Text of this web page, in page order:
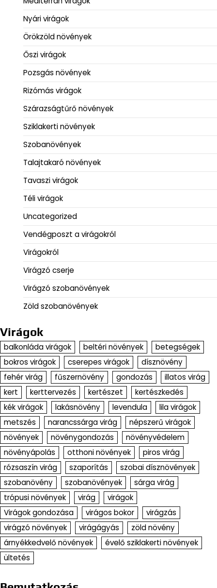
Nyári virágok
Örökzöld növények
Őszi virágok
Pozsgás növények
Rizómás virágok
Szárazságtűrő növények
Sziklakerti növények
Szobanövények
Talajtakaró növények
Tavaszi virágok
Téli virágok
Uncategorized
Vendégposzt a virágokról
Virágokról
Virágzó cserje
Virágzó szobanövények
Zöld szobanövények
Virágok
balkonláda virágok beltéri növények
betegségek
bokros virágok
cserepes virágok
dísznövény
fehér virág
fűszernövény gondozás
illatos virág
kert
kerttervezés kertészet
kertészkedés
kék virágok
lakásnövény levendula
lila virágok
metszés
narancssárga virág
népszerű virágok
növények
növénygondozás
növényvédelem
növényápolás
otthoni növények
piros virág
rózsaszín virág
szaporítás
szobai dísznövények
szobanövény
szobanövények
sárga virág
trópusi növények
virág
virágok
Virágok gondozása
virágos bokor
virágzás
virágzó növények
virágágyás
zöld növény
árnyékkedvelő növények
évelő sziklakerti növények
ültetés